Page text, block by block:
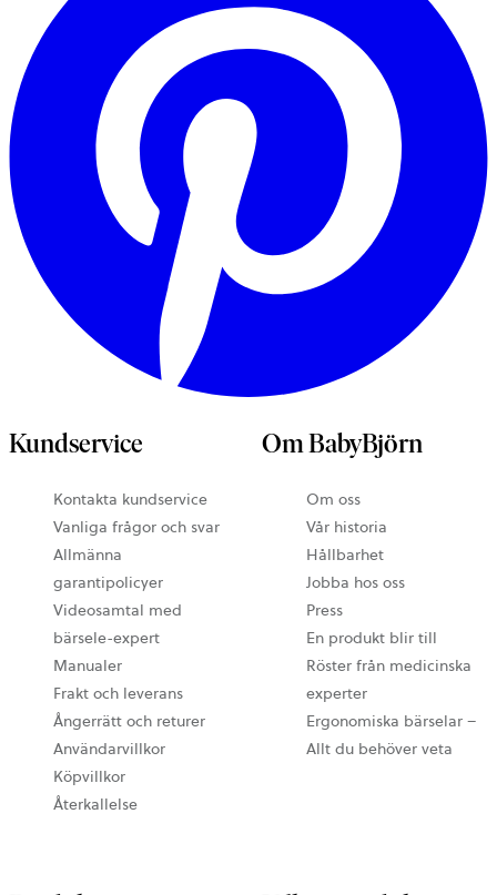
Kundservice
Kontakta kundservice
Vanliga frågor och svar
Allmänna
garantipolicyer
Videosamtal med
bärsele-expert
Manualer
Frakt och leverans
Ångerrätt och returer
Användarvillkor
Köpvillkor
Återkallelse
Om BabyBjörn
Om oss
Vår historia
Hållbarhet
Jobba hos oss
Press
En produkt blir till
Röster från medicinska
experter
Ergonomiska bärselar –
Allt du behöver veta